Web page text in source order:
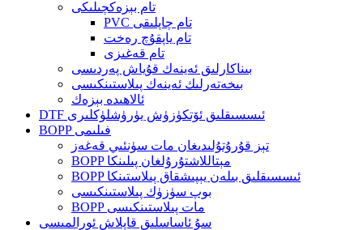
تام بېزەكچىلىكى
PVC تام چاپلىقى
تام ياپقۇچ رەخت
تام قەغىزى
بىناكارلىق ئەينەك قۇياش پەردىسى
بىخەتەرلىك ئەينەك پىلاستىنكىسى
ئالاھىدە بېزەك
DTF ئىسسىقلىق ئۆتكۈزۈش يۈرۈشلۈكلىرى
BOPP فىلىمى
تېز قۇرۇتۇلىدىغان مات سۈنئىي قەغەز
BOPP مېتاللاشتۇرۇلغان پىلىنكا
BOPP ئىسسىقلىق بىلەن يېپىشقاق پىلاستىنكا
بوپ سۈزۈك پىلاستىنكىسى
BOPP مات پىلاستىنكىسى
سۇ ئاساسلىق قاپلاش ئورالمىسى